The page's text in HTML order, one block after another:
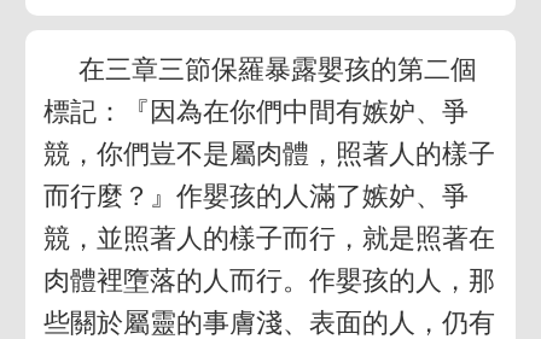
在三章三節保羅暴露嬰孩的第二個
標記：『因為在你們中間有嫉妒、爭
競，你們豈不是屬肉體，照著人的樣子
而行麼？』作嬰孩的人滿了嫉妒、爭
競，並照著人的樣子而行，就是照著在
肉體裡墮落的人而行。作嬰孩的人，那
些關於屬靈的事膚淺、表面的人，仍有